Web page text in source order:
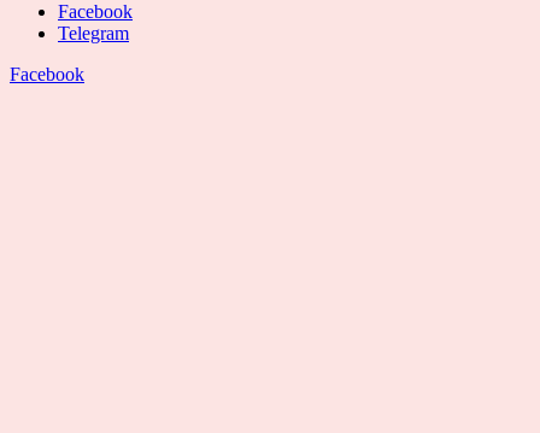
Facebook
Telegram
Facebook